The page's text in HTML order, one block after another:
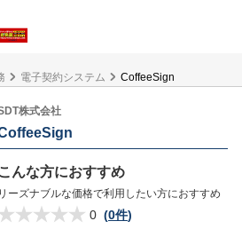
電子契約システム CoffeeSign
株式会社
こんな方におすすめ
リーズナブルな価格で利用したい方におすすめ
0 (0件)